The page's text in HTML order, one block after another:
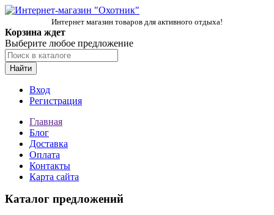
Интернет магазин товаров для активного отдыха!
Корзина ждет
Выберите любое предложение
Найти
Вход
Регистрация
Главная
Блог
Доставка
Оплата
Контакты
Карта сайта
Каталог предложений